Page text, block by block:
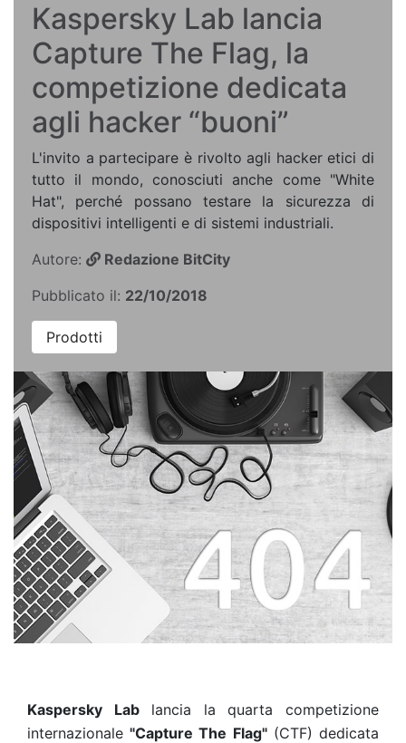
Kaspersky Lab lancia
Capture The Flag, la
competizione dedicata
agli hacker “buoni”
L'invito a partecipare è rivolto agli hacker etici di
tutto il mondo, conosciuti anche come "White
Hat", perché possano testare la sicurezza di
dispositivi intelligenti e di sistemi industriali.
Autore:
Redazione BitCity
Pubblicato il: 22/10/2018
Prodotti
Kaspersky Lablancia la quarta competizione
internazionale"Capture The Flag"(CTF) dedicata